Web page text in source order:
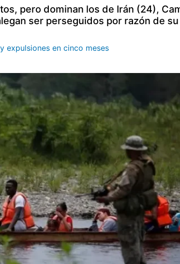
pero dominan los de Irán (24),
ser perseguidos por razón de
expulsiones en cinco meses